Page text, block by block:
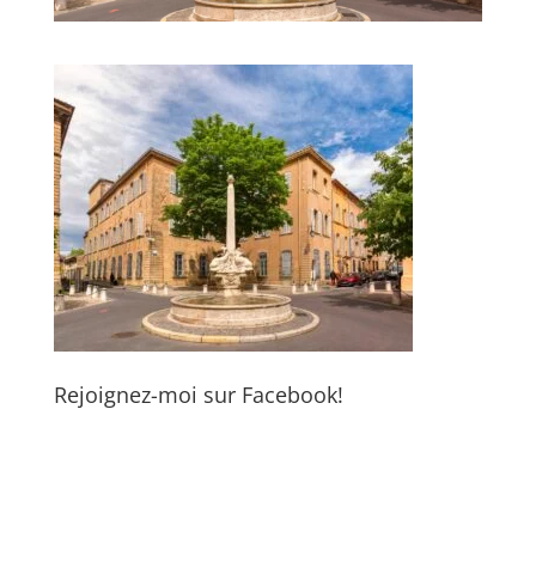
Rejoignez-moi sur Facebook!